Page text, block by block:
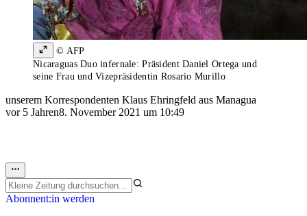
© AFP
Nicaraguas Duo infernale: Präsident Daniel Ortega und
seine Frau und Vizepräsidentin Rosario Murillo
unserem Korrespondenten Klaus Ehringfeld aus Managua
vor 5 Jahren8. November 2021 um 10:49
Abonnent:in werden